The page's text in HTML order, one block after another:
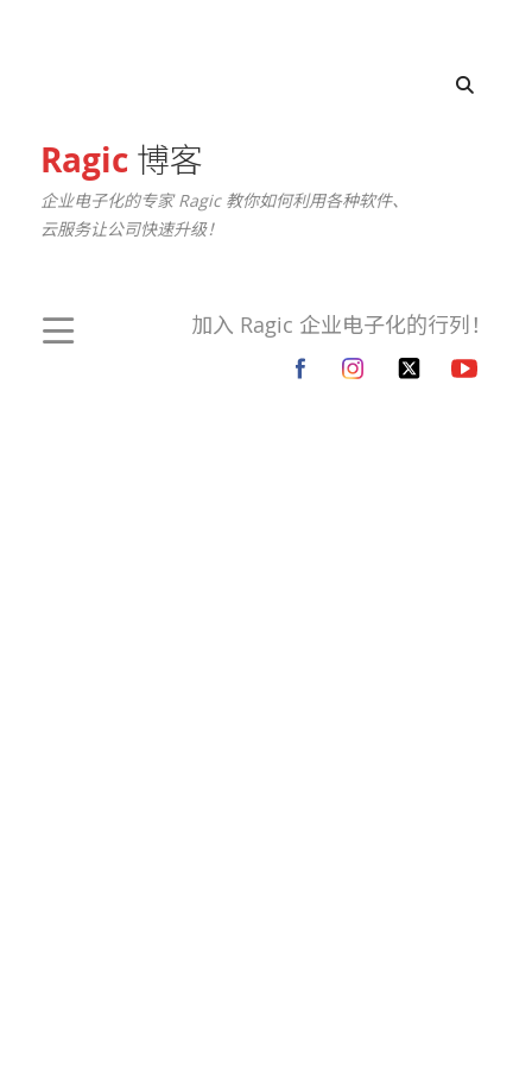
Ragic博客
企业电子化的专家 Ragic 教你如何利用各种软件、
云服务让公司快速升级！
加入 Ragic 企业电子化的行列！